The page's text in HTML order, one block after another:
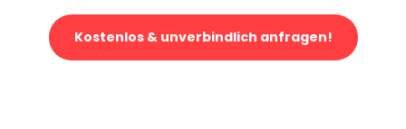
Kostenlos & unverbindlich anfragen!